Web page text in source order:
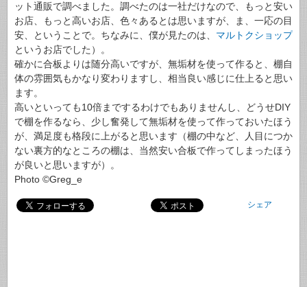
ット通販で調べました。調べたのは一社だけなので、もっと安い
お店、もっと高いお店、色々あるとは思いますが、ま、一応の目
安、ということで。ちなみに、僕が見たのは、 マルトクショップ
というお店でした）。
確かに合板よりは随分高いですが、無垢材を使って作ると、棚自
体の雰囲気もかなり変わりますし、相当良い感じに仕上ると思い
ます。
高いといっても10倍までするわけでもありませんし、どうせDIY
で棚を作るなら、少し奮発して無垢材を使って作っておいたほう
が、満足度も格段に上がると思います（棚の中など、人目につか
ない裏方的なところの棚は、当然安い合板で作ってしまったほう
が良いと思いますが）。
Photo ©Greg_e
シェア